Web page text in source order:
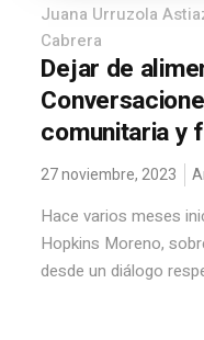
Juana Urruzola
Cabrera
Dejar de
comunitaria y
27 noviembre, 2023
Hace varios meses
Hopkins Moreno,
desde un diálogo